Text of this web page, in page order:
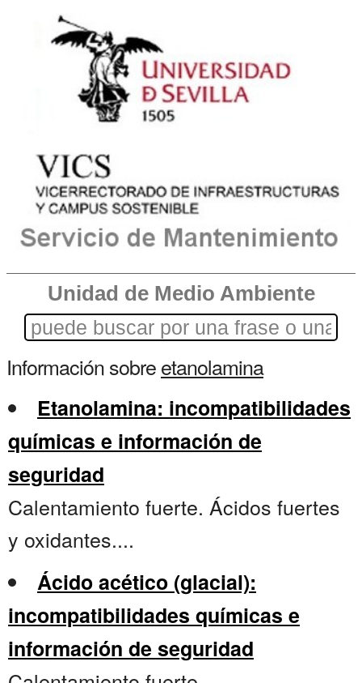
Unidad de Medio Ambiente
Información sobreetanolamina
Etanolamina: incompatibilidades
químicas e información de
seguridad
Calentamiento fuerte. Ácidos fuertes
y oxidantes....
Ácido acético (glacial):
incompatibilidades químicas e
información de seguridad